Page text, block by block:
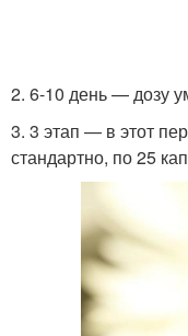
2. 6-10 день — дозу
3. 3 этап — в этот
стандартно, по 25